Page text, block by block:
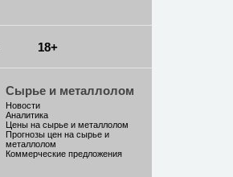
18+
Сырье и металлолом
Новости
Аналитика
Цены на сырье и металлолом
Прогнозы цен на сырье и
металлолом
Коммерческие предложения